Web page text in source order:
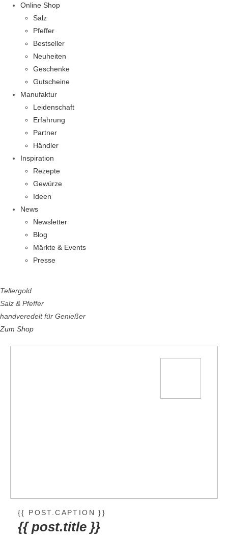
Online Shop
Salz
Pfeffer
Bestseller
Neuheiten
Geschenke
Gutscheine
Manufaktur
Leidenschaft
Erfahrung
Partner
Händler
Inspiration
Rezepte
Gewürze
Ideen
News
Newsletter
Blog
Märkte & Events
Presse
Tellergold
Salz & Pfeffer
handveredelt für Genießer
Zum Shop
{{ POST.CAPTION }}
{{ post.title }}